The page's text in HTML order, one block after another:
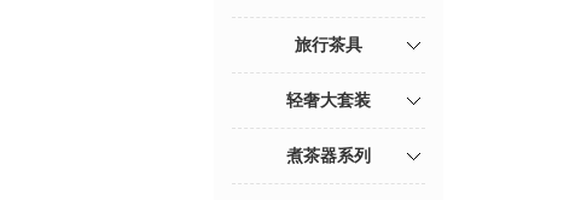
旅行茶具
轻奢大套装
煮茶器系列